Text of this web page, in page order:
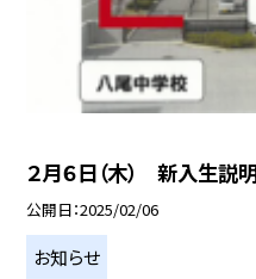
２月６日（木） 新入生説
公開日 2025/02/06
お知らせ